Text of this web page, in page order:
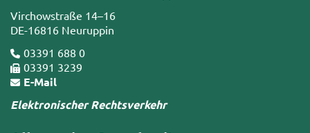
Virchowstraße 14–16
DE-16816 Neuruppin
03391 688 0
03391 3239
E-Mail
Elektronischer Rechtsverkehr